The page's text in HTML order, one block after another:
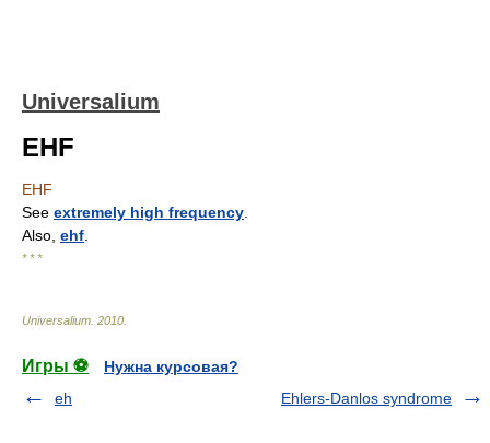
Universalium
EHF
EHF
See extremely high frequency
Also, ehf
* * *
Universalium 2010
Игры ⚽
Нужна курсовая?
eh
Ehlers-Danlos syndrome